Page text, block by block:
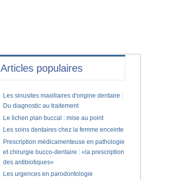
Articles populaires
Les sinusites maxillaires d'origine dentaire :
Du diagnostic au traitement
Le lichen plan buccal : mise au point
Les soins dentaires chez la femme enceinte
Prescription médicamenteuse en pathologie
et chirurgie bucco-dentaire : «la prescription
des antibiotiques»
Les urgences en parodontologie